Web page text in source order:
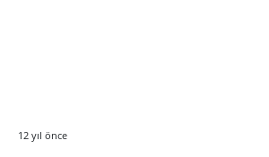
12 yıl önce